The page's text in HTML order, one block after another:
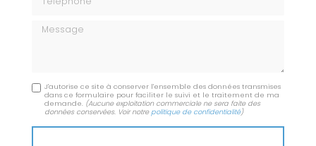
Message
J'autorise ce site à conserver l'ensemble des données transmises
dans ce formulaire pour faciliter le suivi et le traitement de ma
demande. (Aucune exploitation commerciale ne sera faite des
données conservées. Voir notre politique de confidentialité)